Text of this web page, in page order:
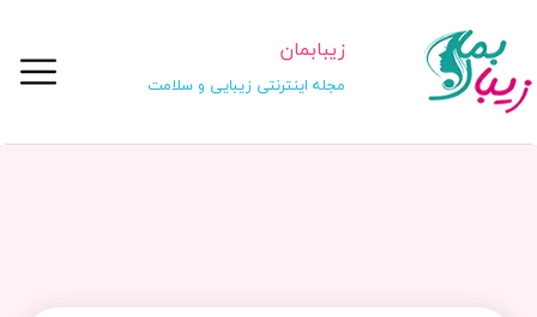
زیبابمان
مجله اینترنتی زیبایی و سلامت